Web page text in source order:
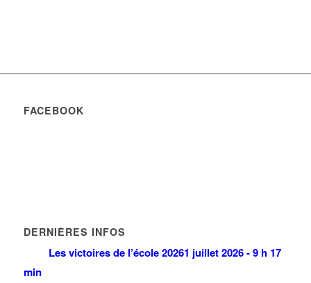
FACEBOOK
DERNIÈRES INFOS
Les victoires de l’école 20261 juillet 2026 - 9 h 17
min